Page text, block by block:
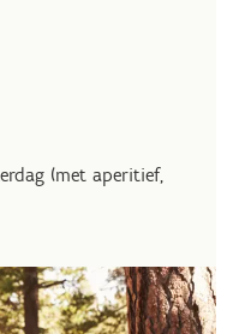
(met aperitief,